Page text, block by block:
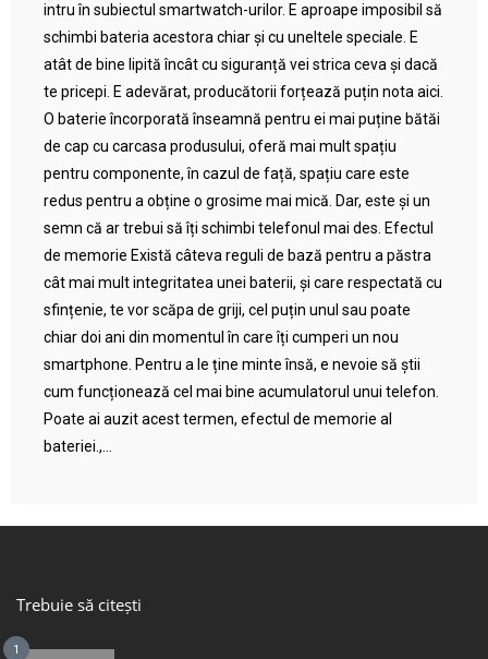
intru în subiectul smartwatch-urilor. E aproape imposibil să
schimbi bateria acestora chiar și cu uneltele speciale. E
atât de bine lipită încât cu siguranță vei strica ceva și dacă
te pricepi. E adevărat, producătorii forțează puțin nota aici.
O baterie încorporată înseamnă pentru ei mai puține bătăi
de cap cu carcasa produsului, oferă mai mult spațiu
pentru componente, în cazul de față, spațiu care este
redus pentru a obține o grosime mai mică. Dar, este și un
semn că ar trebui să îți schimbi telefonul mai des. Efectul
de memorie Există câteva reguli de bază pentru a păstra
cât mai mult integritatea unei baterii, și care respectată cu
sfințenie, te vor scăpa de griji, cel puțin unul sau poate
chiar doi ani din momentul în care îți cumperi un nou
smartphone. Pentru a le ține minte însă, e nevoie să știi
cum funcționează cel mai bine acumulatorul unui telefon.
Poate ai auzit acest termen, efectul de memorie al
bateriei.,...
Trebuie să citești
1